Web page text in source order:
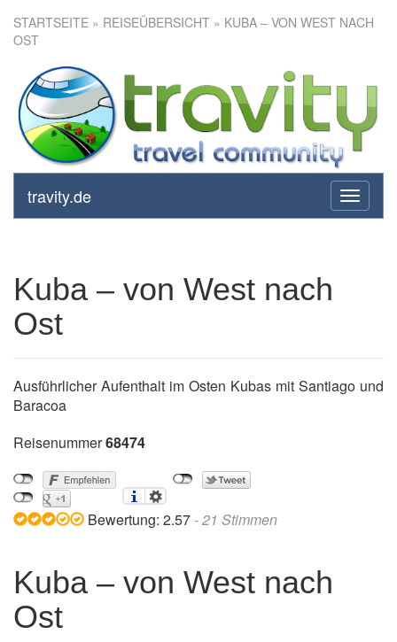
STARTSEITE » REISEÜBERSICHT » KUBA – VON WEST NACH
OST
toggle
travity.de
Kuba – von West nach Ost
Kuba – von West nach
Ost
Ausführlicher Aufenthalt im Osten Kubas mit Santiago und
Baracoa
Reisenummer68474
Bewertung: 2.57 -21 Stimmen
Kuba – von West nach
Ost